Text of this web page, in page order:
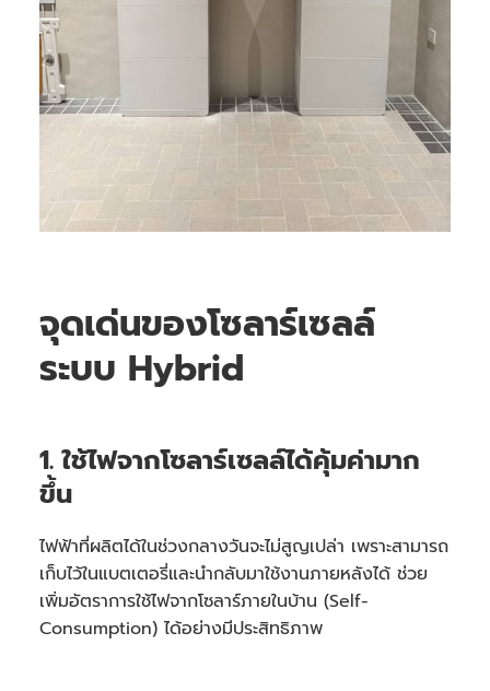
จุดเด่นของโซลาร์เซลล์
ระบบ Hybrid
1. ใช้ไฟจากโซลาร์เซลล์ได้คุ้มค่ามาก
ขึ้น
ไฟฟ้าที่ผลิตได้ในช่วงกลางวันจะไม่สูญเปล่า เพราะสามารถ
เก็บไว้ในแบตเตอรี่และนำกลับมาใช้งานภายหลังได้ ช่วย
เพิ่มอัตราการใช้ไฟจากโซลาร์ภายในบ้าน (Self-
Consumption) ได้อย่างมีประสิทธิภาพ